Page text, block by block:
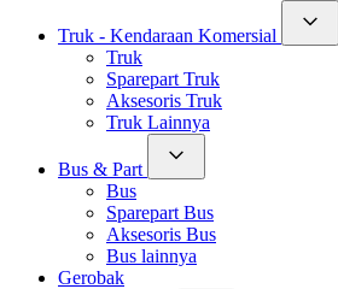
Truk - Kendaraan Komersial
Truk
Sparepart Truk
Aksesoris Truk
Truk Lainnya
Bus & Part
Bus
Sparepart Bus
Aksesoris Bus
Bus lainnya
Gerobak